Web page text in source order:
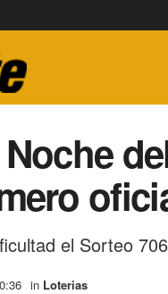
el Sorteo
in Loterias